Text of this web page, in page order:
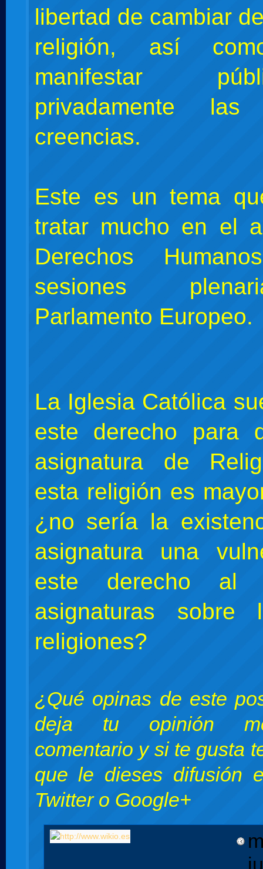
libertad de cambiar
religión, así
manifestar
privadamente
creencias.
Este es un tema
tratar mucho en el
Derechos
sesiones
Parlamento Europeo.
La Iglesia Católica
este derecho para
asignatura de
esta religión es
¿no sería la
asignatura una
este derecho al
asignaturas sobre
religiones?
¿Qué opinas de este
deja tu opinión
comentario y si te gusta
que le dieses difusión
Twitter o Google+